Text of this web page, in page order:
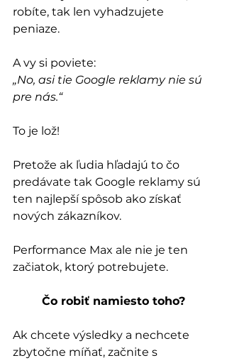
robíte, tak len vyhadzujete
peniaze.
A vy si poviete:
„No, asi tie Google reklamy nie sú
pre nás.“
To je lož!
Pretože ak ľudia hľadajú to čo
predávate tak Google reklamy sú
ten najlepší spôsob ako získať
nových zákazníkov.
Performance Max ale nie je ten
začiatok, ktorý potrebujete.
Čo robiť namiesto toho?
Ak chcete výsledky a nechcete
zbytočne míňať, začnite s